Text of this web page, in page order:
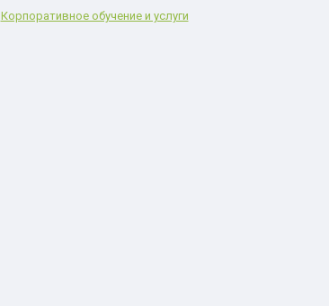
Корпоративное обучение и услуги